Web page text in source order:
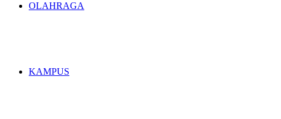
OLAHRAGA
KAMPUS